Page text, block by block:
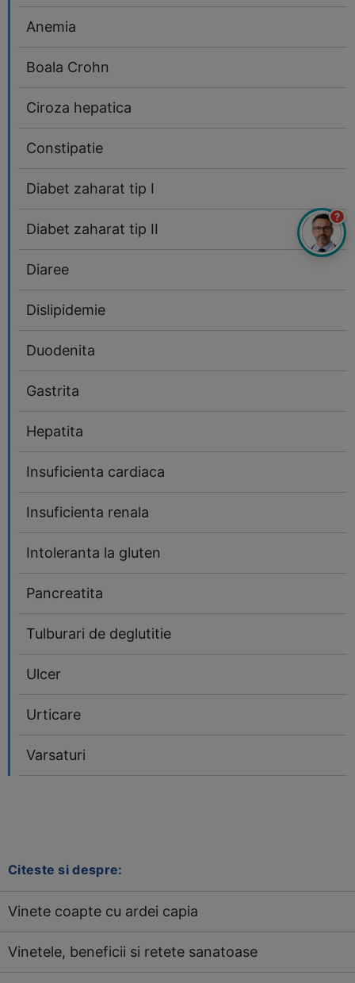
Anemia
Boala Crohn
Ciroza hepatica
Constipatie
Diabet zaharat tip I
Diabet zaharat tip II
Diaree
Dislipidemie
Duodenita
Gastrita
Hepatita
Insuficienta cardiaca
Insuficienta renala
Intoleranta la gluten
Pancreatita
Tulburari de deglutitie
Ulcer
Urticare
Varsaturi
Citeste si despre:
Vinete coapte cu ardei capia
Vinetele, beneficii si retete sanatoase
?